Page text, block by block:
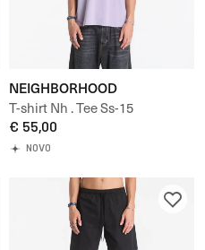
NEIGHBORHOOD
T-shirt Nh . Tee Ss-15
€ 55,00
NOVO